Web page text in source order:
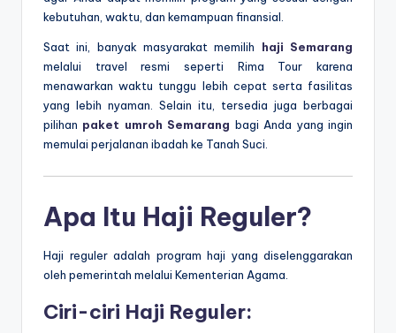
kebutuhan, waktu, dan kemampuan finansial.
Saat ini, banyak masyarakat memilih haji Semarang
melalui travel resmi seperti Rima Tour karena
menawarkan waktu tunggu lebih cepat serta fasilitas
yang lebih nyaman. Selain itu, tersedia juga berbagai
pilihan paket umroh Semarang bagi Anda yang ingin
memulai perjalanan ibadah ke Tanah Suci.
Apa Itu Haji Reguler?
Haji reguler adalah program haji yang diselenggarakan
oleh pemerintah melalui Kementerian Agama.
Ciri-ciri Haji Reguler: